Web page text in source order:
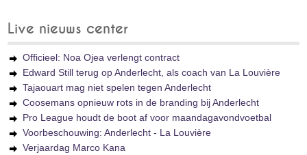
Live nieuws center
Officieel: Noa Ojea verlengt contract
Edward Still terug op Anderlecht, als coach van La Louvière
Tajaouart mag niet spelen tegen Anderlecht
Coosemans opnieuw rots in de branding bij Anderlecht
Pro League houdt de boot af voor maandagavondvoetbal
Voorbeschouwing: Anderlecht - La Louvière
Verjaardag Marco Kana